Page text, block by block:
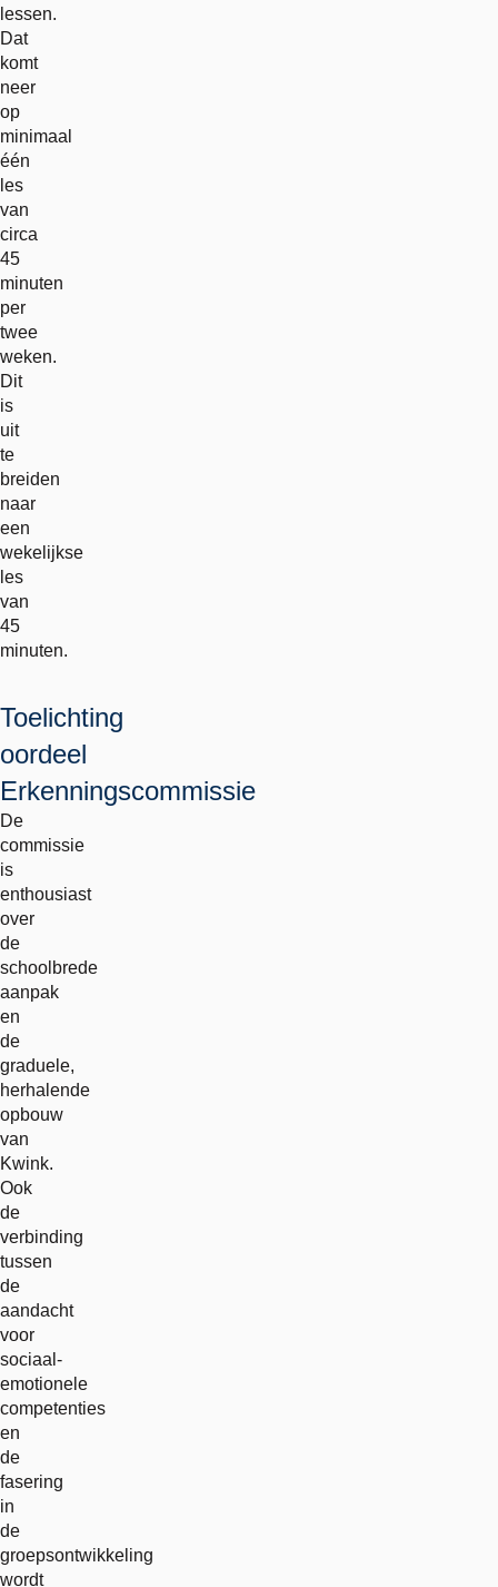
lessen.
Dat
komt
neer
op
minimaal
één
les
van
circa
45
minuten
per
twee
weken.
Dit
is
uit
te
breiden
naar
een
wekelijkse
les
van
45
minuten.
Toelichting
oordeel
Erkenningscommissie
De
commissie
is
enthousiast
over
de
schoolbrede
aanpak
en
de
graduele,
herhalende
opbouw
van
Kwink.
Ook
de
verbinding
tussen
de
aandacht
voor
sociaal-
emotionele
competenties
en
de
fasering
in
de
groepsontwikkeling
wordt